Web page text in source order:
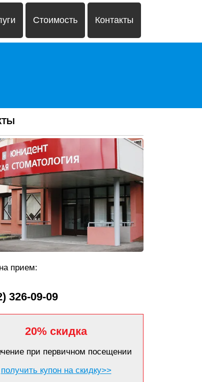
Контакты
Стоимость
прием:
326-09-09
20% скидка
при первичном посещении
получить купон на скидку>>